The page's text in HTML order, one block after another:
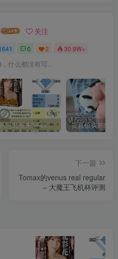
关注
0 2 30.9W+
什么都没有写...
“我从河北省来”—exe河北彩花（中高刺激）评测 | ¥200-400区间 – 4星推荐
下一篇
Tomax的venus real regular
– 大魔王飞机杯评测